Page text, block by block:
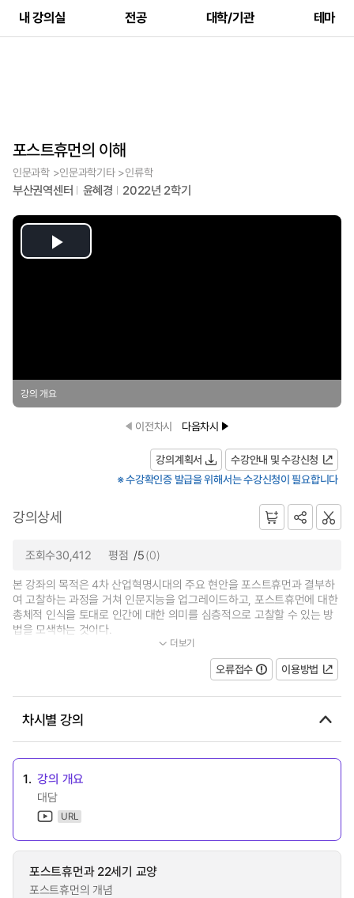
내 강의실 전공 대학/기관 테마
포스트휴먼의 이해
인문과학 >인문과학기타 >인류학
부산권역센터 윤혜경 2022년 2학기
Play
강의 개요
이전차시 다음차시
강의계획서
수강안내 및 수강신청
※ 수강확인증 발급을 위해서는 수강신청이 필요합니다
강의상세
조회수30,412 평점 /5(0)
본 강좌의 목적은 4차 산업혁명시대의 주요 현안을 포스트휴먼과 결부하
여 고찰하는 과정을 거쳐 인문지능을 업그레이드하고, 포스트휴먼에 대한
총체적 인식을 토대로 인간에 대한 의미를 심층적으로 고찰할 수 있는 방
법을 모색하는 것이다.
더보기
오류접수 이용방법
차시별 강의
1. 강의 개요
대담
URL
포스트휴먼과 22세기 교양
포스트휴먼의 개념